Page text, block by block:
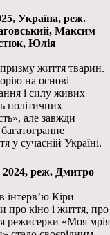
Україна, реж.
Максим
Юлія
призму життя тварин.
на основі
і силу живих
політичних
але завжди
у сучасній Україні.
2024, реж. Дмитро
інтерв’ю Кіри
про кіно і життя, про
режисерки «Моя мрія